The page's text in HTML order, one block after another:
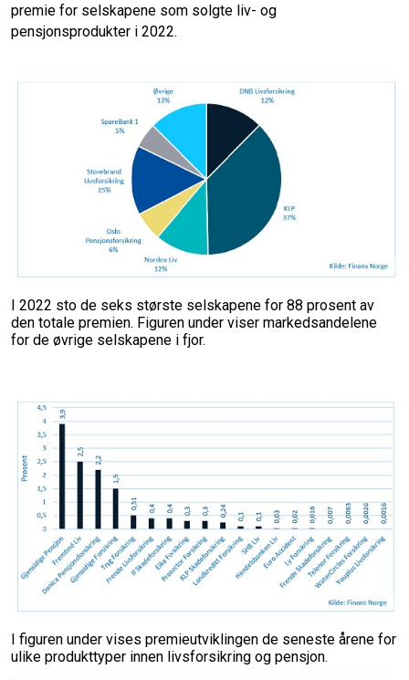
premie for selskapene som solgte liv- og
pensjonsprodukter i 2022.
I 2022 sto de seks største selskapene for 88 prosent av
den totale premien. Figuren under viser markedsandelene
for de øvrige selskapene i fjor.
I figuren under vises premieutviklingen de seneste årene for
ulike produkttyper innen livsforsikring og pensjon.